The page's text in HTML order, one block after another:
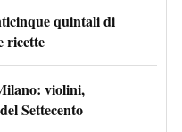
quintali di
ricette
violini,
Settecento